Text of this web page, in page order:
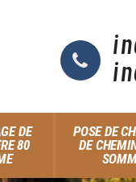
DE
80
POSE DE
DE